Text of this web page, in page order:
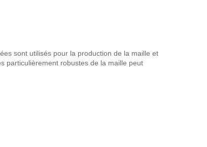
sont utilisés pour la production de la maille et
particulièrement robustes de la maille peut